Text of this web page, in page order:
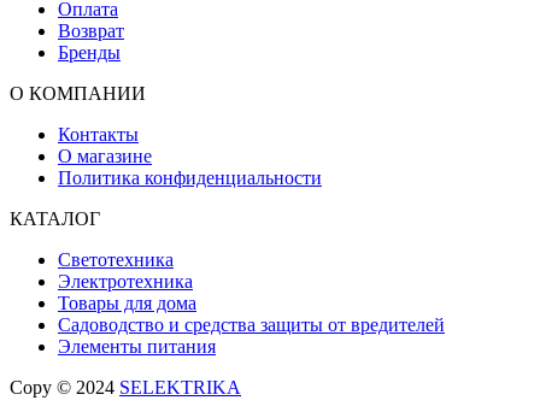
Оплата
Возврат
Бренды
О КОМПАНИИ
Контакты
О магазине
Политика конфиденциальности
КАТАЛОГ
Светотехника
Электротехника
Товары для дома
Садоводство и средства защиты от вредителей
Элементы питания
Copy © 2024 SELEKTRIKA